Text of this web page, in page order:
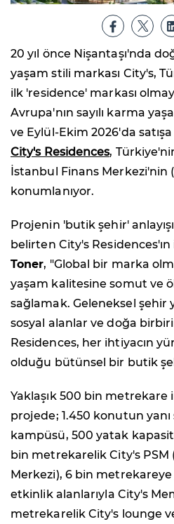
20 yıl önce Nişantaşı'nda
yaşam stili markası City's,
ilk 'residence' markası
Avrupa'nın sayılı karma
ve Eylül-Ekim 2026'da
City's Residences,
İstanbul Finans Merkezi'nin
konumlanıyor.
Projenin 'butik şehir'
belirten City's Residences'ın
Toner, "Global bir marka
yaşam kalitesine somut ve
sağlamak. Geleneksel şehir
sosyal alanlar ve doğa
Residences, her ihtiyacın
olduğu bütünsel bir butik
Yaklaşık 500 bin metrekare
projede; 1.450 konutun yanı
kampüsü, 500 yatak
bin metrekarelik City's
Merkezi), 6 bin metrekareye
etkinlik alanlarıyla City's
metrekarelik City's lounge